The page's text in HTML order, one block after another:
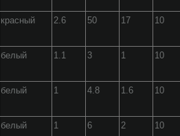
красный 2.6 50 17 10
белый 1.1 3 1 10
белый 1 4.8 1.6 10
белый 1 6 2 10